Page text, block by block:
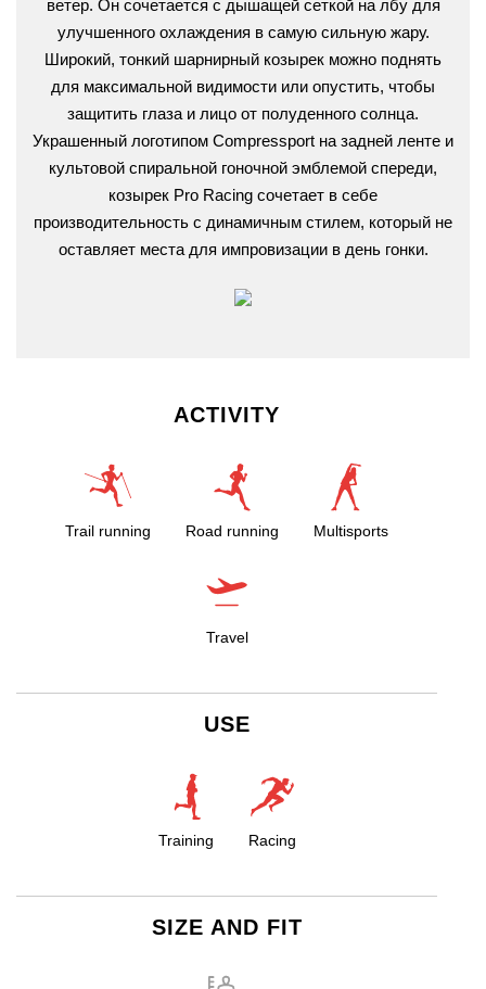
ветер. Он сочетается с дышащей сеткой на лбу для
улучшенного охлаждения в самую сильную жару.
Широкий, тонкий шарнирный козырек можно поднять
для максимальной видимости или опустить, чтобы
защитить глаза и лицо от полуденного солнца.
Украшенный логотипом Compressport на задней ленте и
культовой спиральной гоночной эмблемой спереди,
козырек Pro Racing сочетает в себе
производительность с динамичным стилем, который не
оставляет места для импровизации в день гонки.
ACTIVITY
Trail running Road running Multisports
Travel
USE
Training Racing
SIZE AND FIT